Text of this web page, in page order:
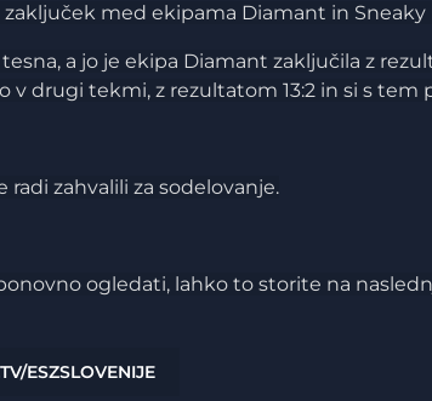
zaključek med ekipama Diamant in Sneaky
a jo je ekipa Diamant zaključila z
v drugi tekmi, z rezultatom 13:2 in si s tem
radi zahvalili za sodelovanje.
ogledati, lahko to storite na
ESZSLOVENIJE